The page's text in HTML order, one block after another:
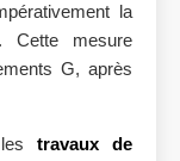
la
mesure
G, après
travaux de